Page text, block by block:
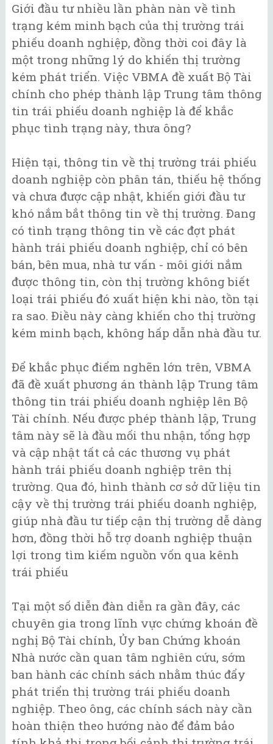
Giới đầu tư nhiều lần phàn nàn về tình
trạng kém minh bạch của thị trường trái
phiếu doanh nghiệp, đồng thời coi đây là
một trong những lý do khiến thị trường
kém phát triển. Việc VBMA đề xuất Bộ Tài
chính cho phép thành lập Trung tâm thông
tin trái phiếu doanh nghiệp là để khắc
phục tình trạng này, thưa ông?
Hiện tại, thông tin về thị trường trái phiếu
doanh nghiệp còn phân tán, thiếu hệ thống
và chưa được cập nhật, khiến giới đầu tư
khó nắm bắt thông tin về thị trường. Đang
có tình trạng thông tin về các đợt phát
hành trái phiếu doanh nghiệp, chỉ có bên
bán, bên mua, nhà tư vấn - môi giới nắm
được thông tin, còn thị trường không biết
loại trái phiếu đó xuất hiện khi nào, tồn tại
ra sao. Điều này càng khiến cho thị trường
kém minh bạch, không hấp dẫn nhà đầu tư.
Để khắc phục điểm nghẽn lớn trên, VBMA
đã đề xuất phương án thành lập Trung tâm
thông tin trái phiếu doanh nghiệp lên Bộ
Tài chính. Nếu được phép thành lập, Trung
tâm này sẽ là đầu mối thu nhận, tổng hợp
và cập nhật tất cả các thương vụ phát
hành trái phiếu doanh nghiệp trên thị
trường. Qua đó, hình thành cơ sở dữ liệu tin
cậy về thị trường trái phiếu doanh nghiệp,
giúp nhà đầu tư tiếp cận thị trường dễ dàng
hơn, đồng thời hỗ trợ doanh nghiệp thuận
lợi trong tìm kiếm nguồn vốn qua kênh
trái phiếu
Tại một số diễn đàn diễn ra gần đây, các
chuyên gia trong lĩnh vực chứng khoán đề
nghị Bộ Tài chính, Ủy ban Chứng khoán
Nhà nước cần quan tâm nghiên cứu, sớm
ban hành các chính sách nhằm thúc đẩy
phát triển thị trường trái phiếu doanh
nghiệp. Theo ông, các chính sách này cần
hoàn thiện theo hướng nào để đảm bảo